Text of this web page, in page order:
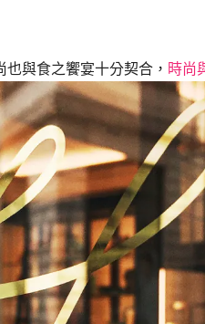
與食之饗宴十分契合， 時尚